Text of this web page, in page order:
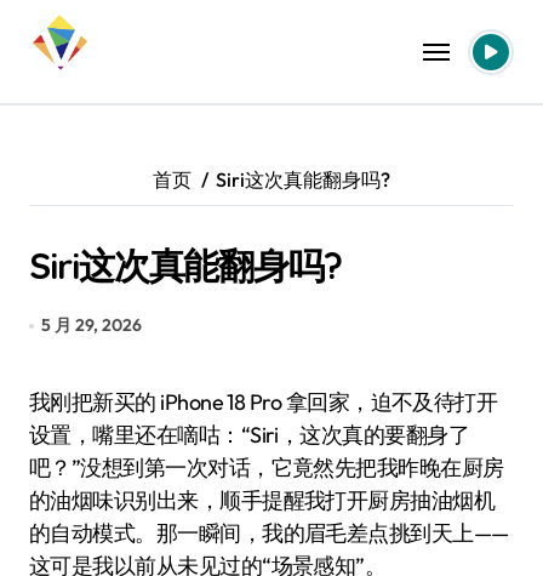
首页 Siri这次真能翻身吗?
Siri这次真能翻身吗?
5 月 29, 2026
我刚把新买的 iPhone 18 Pro 拿回家，迫不及待打开
设置，嘴里还在嘀咕：“Siri，这次真的要翻身了
吧？”没想到第一次对话，它竟然先把我昨晚在厨房
的油烟味识别出来，顺手提醒我打开厨房抽油烟机
的自动模式。那一瞬间，我的眉毛差点挑到天上——
这可是我以前从未见过的“场景感知”。